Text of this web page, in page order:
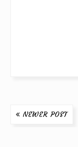
NEWER POST